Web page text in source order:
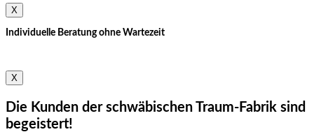
X
Individuelle Beratung ohne Wartezeit
X
Die Kunden der schwäbischen Traum-Fabrik sind
begeistert!